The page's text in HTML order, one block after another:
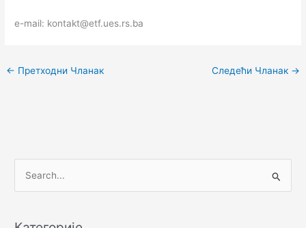
e-mail: kontakt@etf.ues.rs.ba
← Претходни Чланак Следећи Чланак →